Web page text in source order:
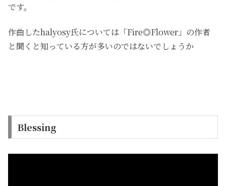
です。
作曲したhalyosy氏については「Fire◎Flower」の作者
と聞くと知っている方が多いのではないでしょうか
Blessing